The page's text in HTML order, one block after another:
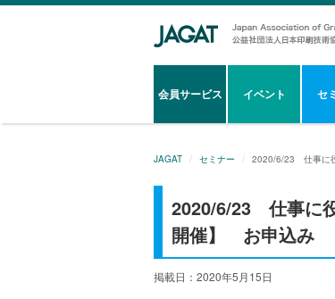
会員サービス イベント セ
JAGAT セミナー 2020/6/23 仕事に
2020/6/23 仕事に
開催】 お申込み
掲載日：2020年5月15日